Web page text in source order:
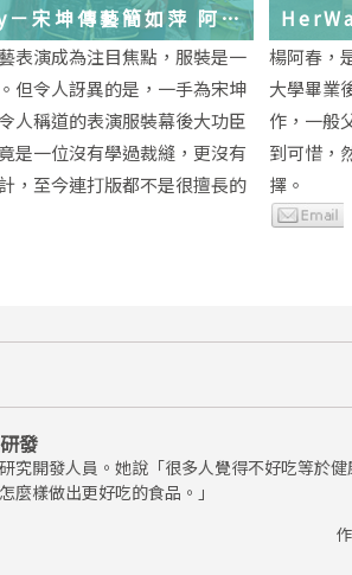
宋坤傳藝簡如萍 阿
表演成為注目焦點，服裝是一
但令人訝異的是，一手為宋坤
人稱道的表演服裝幕後大功臣
是一位沒有學過裁縫，更沒有
，至今連打版都不是很擅長的
HerWay
念
楊阿春，
大學畢業
作，一般
到可惜，
擇。
發
究開發人員。她說「很多人覺得不好吃等於
麼樣做出更好吃的食品。」